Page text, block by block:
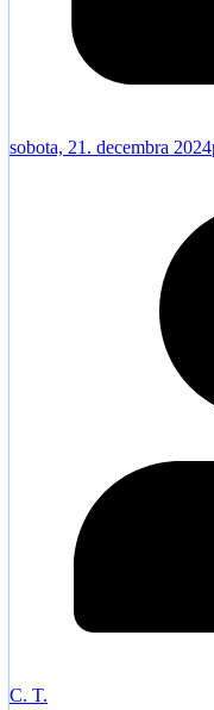
sobota, 21. decembra 2024
C. T.